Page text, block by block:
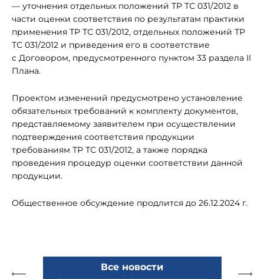
— уточнения отдельных положений ТР ТС 031/2012 в
части оценки соответствия по результатам практики
применения ТР ТС 031/2012, отдельных положений ТР
ТС 031/2012 и приведения его в соответствие
с Договором, предусмотренного пунктом 33 раздела II
Плана.
Проектом изменений предусмотрено установление
обязательных требований к комплекту документов,
представляемому заявителем при осуществлении
подтверждения соответствия продукции
требованиям ТР ТС 031/2012, а также порядка
проведения процедур оценки соответствии данной
продукции.
Общественное обсуждение продлится до 26.12.2024 г.
Все новости